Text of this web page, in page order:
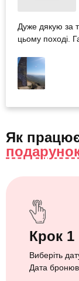
Дуже дякую за
цьому поході.
Як
Крок 1
Виберіть
Дата